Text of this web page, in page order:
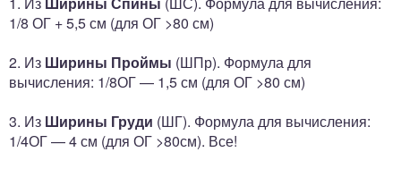
1/8 ОГ + 5,5 см (для ОГ >80 см)
2. Из Ширины Проймы (ШПр). Формула для
вычисления: 1/8ОГ — 1,5 см (для ОГ >80 см)
3. Из Ширины Груди (ШГ). Формула для вычисления:
1/4ОГ — 4 см (для ОГ >80см). Все!